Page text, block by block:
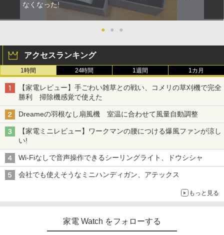
なくなった!
● ● ●
アクセスランキング
1時間 24時間 1週間 1カ月
【家電レビュー】手ごわい雑草との戦い、コメリの草刈機で完全
勝利 掃除機感覚で使えた
Dreameの羽根なし扇風機 室温に合わせて風量自動調整
【家電ミニレビュー】ワークマンの腰につける爆風ファンが涼し
い!
Wi-Fiなしで音声操作できるシーリングライト、ドウシシャ
会社でも使えそうなミニハンディガン、アテックス
もっと見る
家電 Watch をフォローする